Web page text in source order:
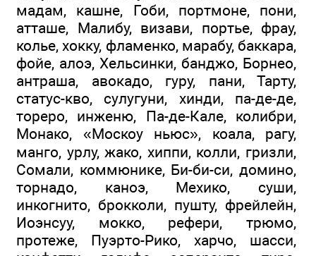
мадам, кашне, Гоби, портмоне, пони,
атташе, Малибу, визави, портье, фрау,
колье, хокку, фламенко, марабу, баккара,
фойе, алоэ, Хельсинки, банджо, Борнео,
антраша, авокадо, гуру, пани, Тарту,
статус-кво, сулугуни, хинди, па-де-де,
тореро, инженю, Па-де-Кале, колибри,
Монако, «Москоу ньюс», коала, рагу,
манго, урлу, жако, хиппи, колли, гризли,
Сомали, коммюнике, Би-би-си, домино,
торнадо, каноэ, Мехико, суши,
инкогнито, брокколи, пушту, фрейлейн,
Иоэнсуу, мокко, рефери, трюмо,
протеже, Пуэрто-Рико, харчо, шасси,